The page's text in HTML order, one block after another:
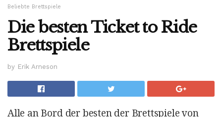
Beliebte Brettspiele
Die besten Ticket to Ride
Brettspiele
by Erik Arneson
Alle an Bord der besten der Brettspiele von